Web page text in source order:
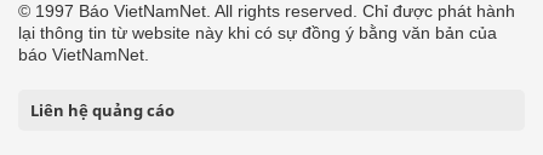
© 1997 Báo VietNamNet. All rights reserved. Chỉ được phát hành
lại thông tin từ website này khi có sự đồng ý bằng văn bản của
báo VietNamNet.
Liên hệ quảng cáo